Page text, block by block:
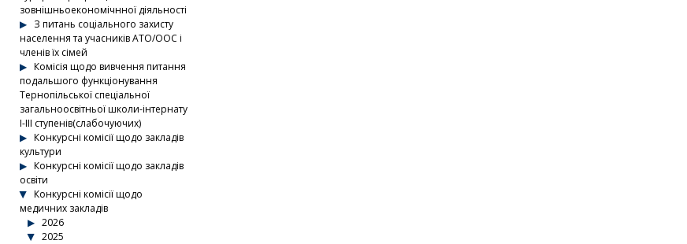
зовнішньоекономічнної діяльності
З питань соціального захисту
населення та учасників АТО/ООС і
членів їх сімей
Комісія щодо вивчення питання
подальшого функціонування
Тернопільської спеціальної
загальноосвітньої школи-інтернату
І-ІІІ ступенів(слабочуючих)
Конкурсні комісії щодо закладів
культури
Конкурсні комісії щодо закладів
освіти
Конкурсні комісії щодо
медичних закладів
2026
2025